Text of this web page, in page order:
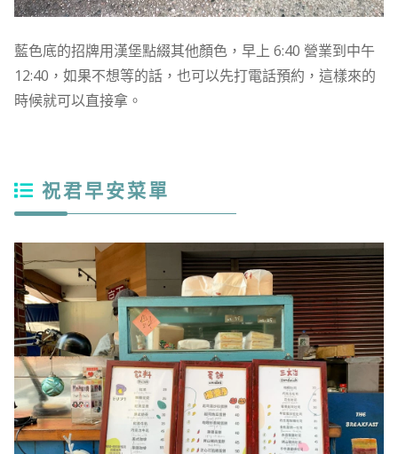
藍色底的招牌用漢堡點綴其他顏色，早上 6:40 營業到中午
12:40，如果不想等的話，也可以先打電話預約，這樣來的
時候就可以直接拿。
祝君早安菜單